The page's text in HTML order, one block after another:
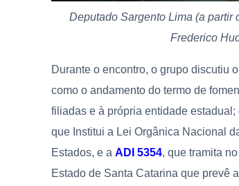
Deputado Sargento Lima (a partir
Frederico
Durante o encontro, o grupo discutiu
como o andamento do termo de
filiadas e à própria entidade estadual;
que Institui a Lei Orgânica Nacional
Estados, e a ADI 5354, que tramita
Estado de Santa Catarina que prevê